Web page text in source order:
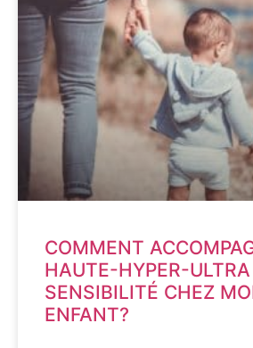
COMMENT
HAUTE-HYPER-ULTRA
SENSIBILITÉ CHEZ
ENFANT?